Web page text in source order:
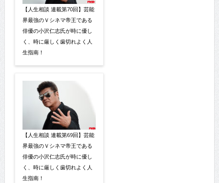
【人生相談 連載第70回】芸能
界最強のＶシネマ帝王である
俳優の小沢仁志氏が時に優し
く、時に厳しく歯切れよく人
生指南！
【人生相談 連載第69回】芸能
界最強のＶシネマ帝王である
俳優の小沢仁志氏が時に優し
く、時に厳しく歯切れよく人
生指南！